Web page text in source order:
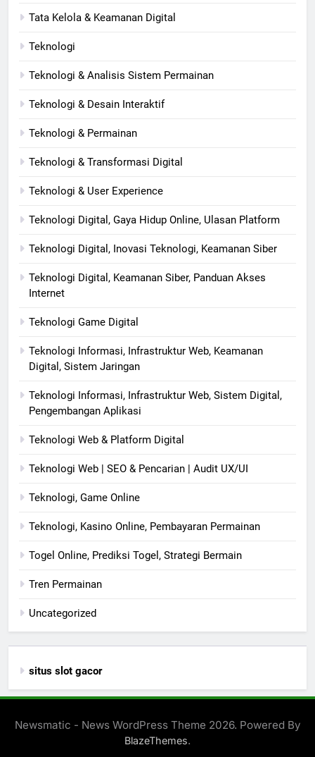
Tata Kelola & Keamanan Digital
Teknologi
Teknologi & Analisis Sistem Permainan
Teknologi & Desain Interaktif
Teknologi & Permainan
Teknologi & Transformasi Digital
Teknologi & User Experience
Teknologi Digital, Gaya Hidup Online, Ulasan Platform
Teknologi Digital, Inovasi Teknologi, Keamanan Siber
Teknologi Digital, Keamanan Siber, Panduan Akses
Internet
Teknologi Game Digital
Teknologi Informasi, Infrastruktur Web, Keamanan
Digital, Sistem Jaringan
Teknologi Informasi, Infrastruktur Web, Sistem Digital,
Pengembangan Aplikasi
Teknologi Web & Platform Digital
Teknologi Web | SEO & Pencarian | Audit UX/UI
Teknologi, Game Online
Teknologi, Kasino Online, Pembayaran Permainan
Togel Online, Prediksi Togel, Strategi Bermain
Tren Permainan
Uncategorized
situs slot gacor
Newsmatic - News WordPress Theme 2026. Powered By
BlazeThemes.